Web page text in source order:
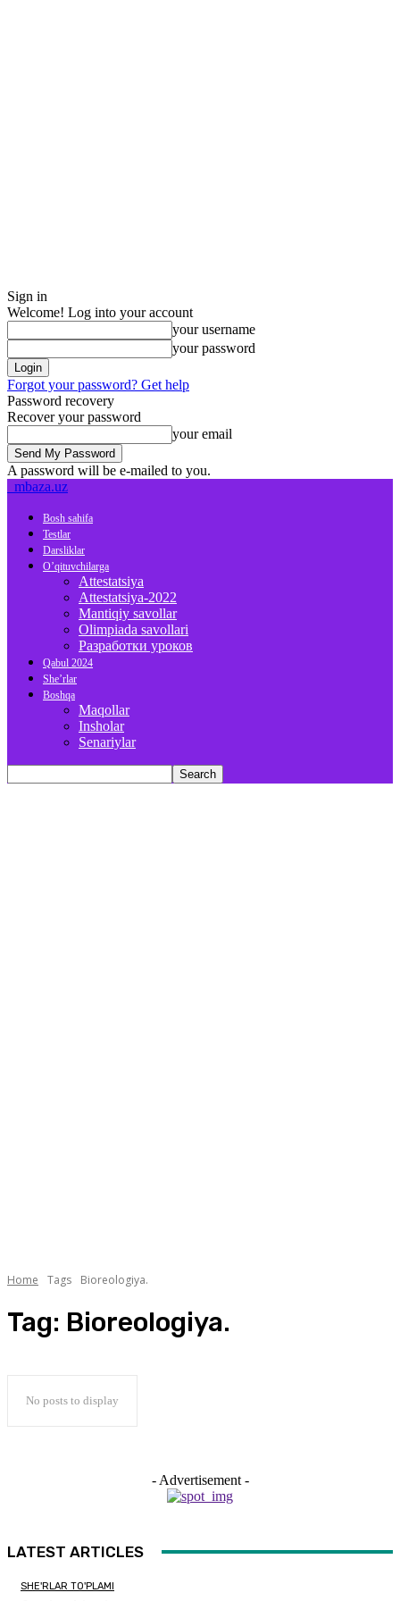
Sign in
Welcome! Log into your account
your username
your password
Forgot your password? Get help
Password recovery
Recover your password
your email
A password will be e-mailed to you.
mbaza.uz
Bosh sahifa
Testlar
Darsliklar
O’qituvchilarga
Attestatsiya
Attestatsiya-2022
Mantiqiy savollar
Olimpiada savollari
Разработки уроков
Qabul 2024
She’rlar
Boshqa
Maqollar
Insholar
Senariylar
Home Tags Bioreologiya.
Tag: Bioreologiya.
No posts to display
- Advertisement -
LATEST ARTICLES
SHE'RLAR TO'PLAMI